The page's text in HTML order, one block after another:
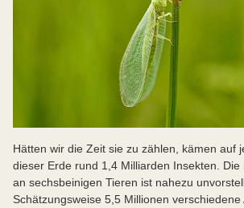
Hätten wir die Zeit sie zu zählen, kämen auf
dieser Erde rund 1,4 Milliarden Insekten.
an sechsbeinigen Tieren ist nahezu
Schätzungsweise 5,5 Millionen verschiedene